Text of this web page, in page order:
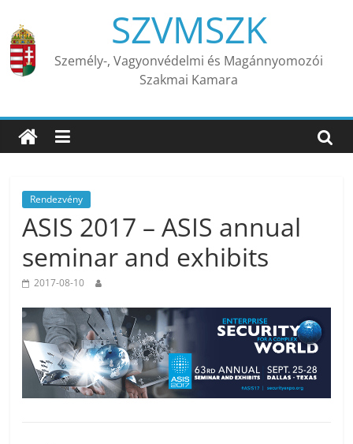
content
SZVMSZK
Személy-, Vagyonvédelmi és Magánnyomozói
Szakmai Kamara
Rendezvény
ASIS 2017 – ASIS annual
seminar and exhibits
2017-08-10